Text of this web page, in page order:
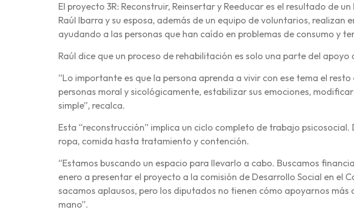
El proyecto 3R: Reconstruir, Reinsertar y Reeducar es el resultado de
Raúl Ibarra y su esposa, además de un equipo de voluntarios, realizan
ayudando a las personas que han caído en problemas de consumo y
Raúl dice que un proceso de rehabilitación es solo una parte del apoyo
“Lo importante es que la persona aprenda a vivir con ese tema el
personas moral y sicológicamente, estabilizar sus emociones,
simple”, recalca.
Esta “reconstrucción” implica un ciclo completo de trabajo psicosocial.
ropa, comida hasta tratamiento y contención.
“Estamos buscando un espacio para llevarlo a cabo. Buscamos
enero a presentar el proyecto a la comisión de Desarrollo Social en el
sacamos aplausos, pero los diputados no tienen cómo apoyarnos más
mano”.